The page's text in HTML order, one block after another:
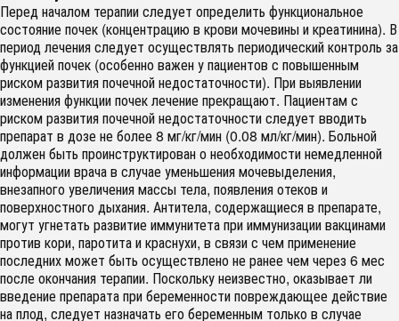
Перед началом терапии следует определить функциональное
состояние почек (концентрацию в крови мочевины и креатинина). В
период лечения следует осуществлять периодический контроль за
функцией почек (особенно важен у пациентов с повышенным
риском развития почечной недостаточности). При выявлении
изменения функции почек лечение прекращают. Пациентам с
риском развития почечной недостаточности следует вводить
препарат в дозе не более 8 мг/кг/мин (0.08 мл/кг/мин). Больной
должен быть проинструктирован о необходимости немедленной
информации врача в случае уменьшения мочевыделения,
внезапного увеличения массы тела, появления отеков и
поверхностного дыхания. Антитела, содержащиеся в препарате,
могут угнетать развитие иммунитета при иммунизации вакцинами
против кори, паротита и краснухи, в связи с чем применение
последних может быть осуществлено не ранее чем через 6 мес
после окончания терапии. Поскольку неизвестно, оказывает ли
введение препарата при беременности повреждающее действие
на плод, следует назначать его беременным только в случае